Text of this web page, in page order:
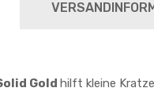
Gold hilft kleine